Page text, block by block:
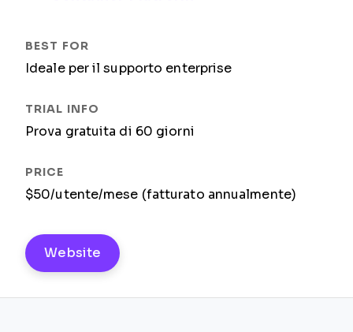
Ideale per il supporto enterprise
Prova gratuita di 60 giorni
$50/utente/mese (fatturato annualmente)
Website